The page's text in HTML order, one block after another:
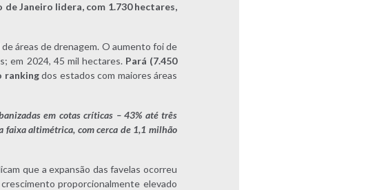
de Janeiro lidera, com 1.730 hectares,
áreas de drenagem. O aumento foi de
em 2024, 45 mil hectares. Pará (7.450
rankingdos estados com maiores áreas
em cotas críticas – 43% até três
faixa altimétrica, com cerca de 1,1 milhão
que a expansão das favelas ocorreu
proporcionalmente elevado